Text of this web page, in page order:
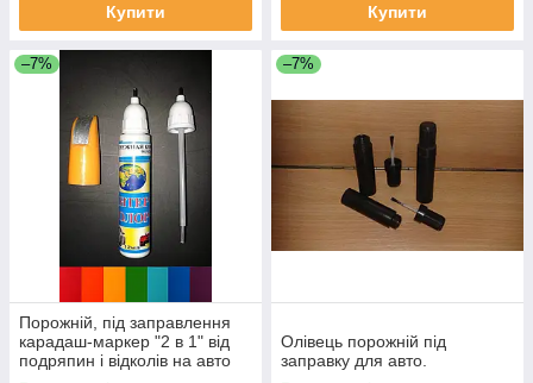
Купити Купити
–7%
Порожній, під заправлення
карадаш-маркер "2 в 1" від
подряпин і відколів на авто
–7%
Олівець порожній під
заправку для авто.